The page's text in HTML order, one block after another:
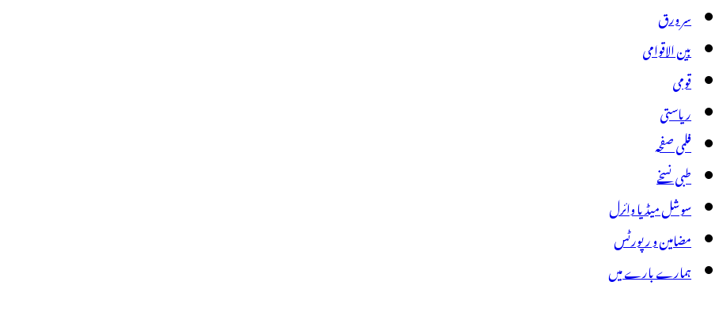
سر ورق
بین الاقوامی
قومی
ریاستی
فلمی صفحہ
طبی نسخے
سوشل میڈیا وائرل
مضامین و رپورٹس
ہمارے بارے میں